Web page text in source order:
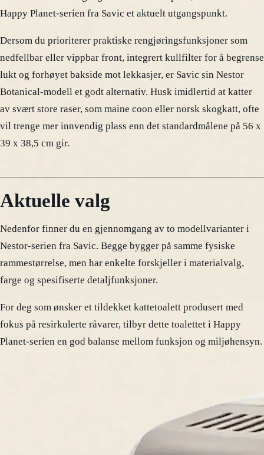
Happy Planet-serien fra Savic et aktuelt utgangspunkt.
Dersom du prioriterer praktiske rengjøringsfunksjoner som
nedfellbar eller vippbar front, integrert kullfilter for å begrense
lukt og forhøyet bakside mot lekkasjer, er Savic sin Nestor
Botanical-modell et godt alternativ. Husk imidlertid at katter
av svært store raser, som maine coon eller norsk skogkatt, ofte
vil trenge mer innvendig plass enn det standardmålene på 56 x
39 x 38,5 cm gir.
Aktuelle valg
Nedenfor finner du en gjennomgang av to modellvarianter i
Nestor-serien fra Savic. Begge bygger på samme fysiske
rammestørrelse, men har enkelte forskjeller i materialvalg,
farge og spesifiserte detaljfunksjoner.
For deg som ønsker et tildekket kattetoalett produsert med
fokus på resirkulerte råvarer, tilbyr dette toalettet i Happy
Planet-serien en god balanse mellom funksjon og miljøhensyn.